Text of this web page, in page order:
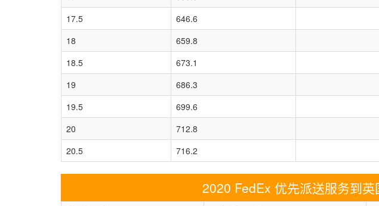
17.5
646.6
18
659.8
18.5
673.1
19
686.3
19.5
699.6
20
712.8
20.5
716.2
2020 FedEx 优先派送服务到英